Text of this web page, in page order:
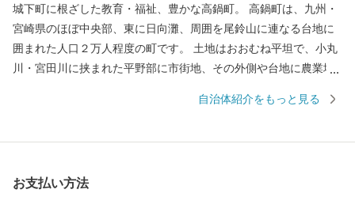
城下町に根ざした教育・福祉、豊かな高鍋町。 高鍋町は、九州・
宮崎県のほぼ中央部、東に日向灘、周囲を尾鈴山に連なる台地に
囲まれた人口２万人程度の町です。 土地はおおむね平坦で、小丸
川・宮田川に挟まれた平野部に市街地、その外側や台地に農業地
が、西都市・児湯郡地域の拠点として行政機関、商業施設等が集
に対し子どもの数に応じて米等を支給するなど、教育・福祉の面
自治体紹介をもっと見る
お支払い方法